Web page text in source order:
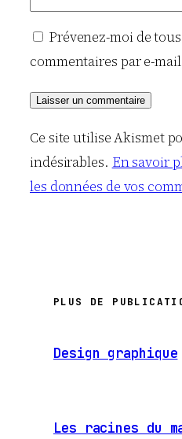
Prévenez-moi de
commentaires par e-
Ce site utilise Akismet
indésirables. En savoir
les données de vos
PLUS DE
Design graphique
Les racines du